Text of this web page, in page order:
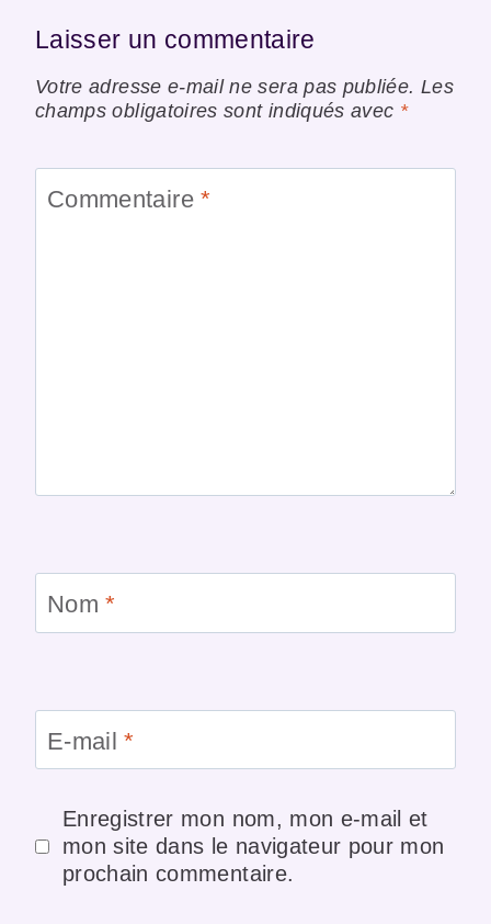
Laisser un commentaire
Votre adresse e-mail ne sera pas publiée. Les
champs obligatoires sont indiqués avec *
Commentaire*
Nom*
E-mail*
Enregistrer mon nom, mon e-mail et
mon site dans le navigateur pour mon
prochain commentaire.